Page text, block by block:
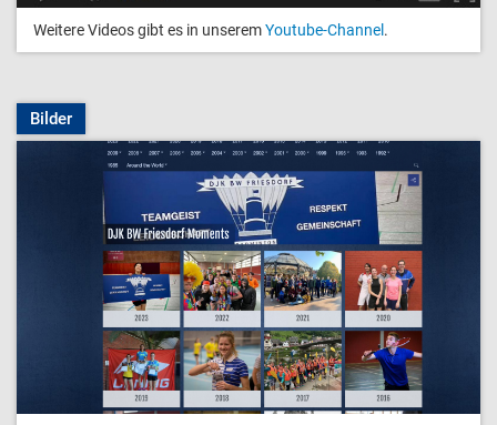
Weitere Videos gibt es in unseremYoutube-Channel .
Bilder